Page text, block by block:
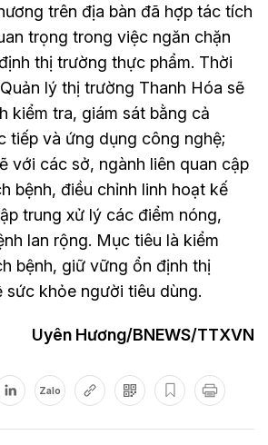
trên địa bàn đã hợp tác tích
trọng trong việc ngăn chặn
thị trường thực phẩm. Thời
lý thị trường Thanh Hóa sẽ
kiểm tra, giám sát bằng cả
tiếp và ứng dụng công nghệ;
với các sở, ngành liên quan cập
bệnh, điều chỉnh linh hoạt kế
trung xử lý các điểm nóng,
lan rộng. Mục tiêu là kiểm
bệnh, giữ vững ổn định thị
sức khỏe người tiêu dùng.
Uyên Hương/BNEWS/TTXVN
Zalo